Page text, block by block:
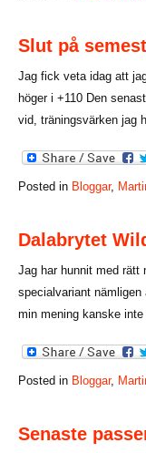
Slut på
Jag fick veta idag att
höger i +110 Den
vid, träningsvärken jag
Posted in Bloggar,
Dalabrytet
Jag har hunnit med rätt
specialvariant
min mening kanske
Posted in Bloggar,
Senaste